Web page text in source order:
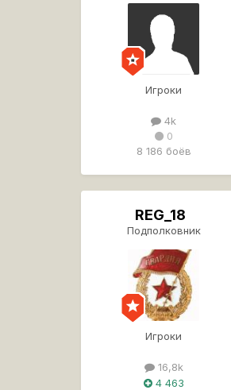
Игроки
4k
0
8 186 боёв
REG_18
Подполковник
Игроки
16,8k
4 463